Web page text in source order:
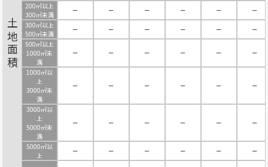
土地面積
200㎡以上
300㎡未満
－ － － － －
－
300㎡以上
500㎡未満
－ － － － －
－
500㎡以上
1000㎡未
満
－ － － － － －
1000㎡以
上
3000㎡未
満
－ － － － － －
3000㎡以
上
5000㎡未
満
－ － － － － －
5000㎡以
上
－ － － － － －